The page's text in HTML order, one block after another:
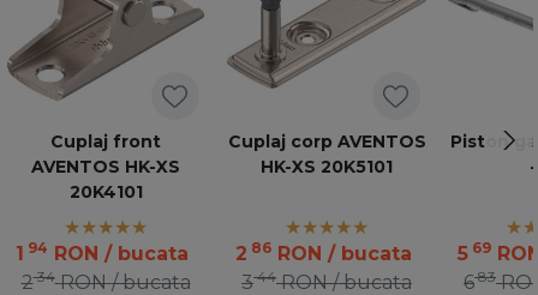
Cuplaj front
AVENTOS HK-XS
20K4101
1 94 RON / bucata
234 RON / bucata
Cuplaj corp AVENTOS
HK-XS 20K5101
2 86 RON / bucata
344 RON / bucata
Piston
5 69
683